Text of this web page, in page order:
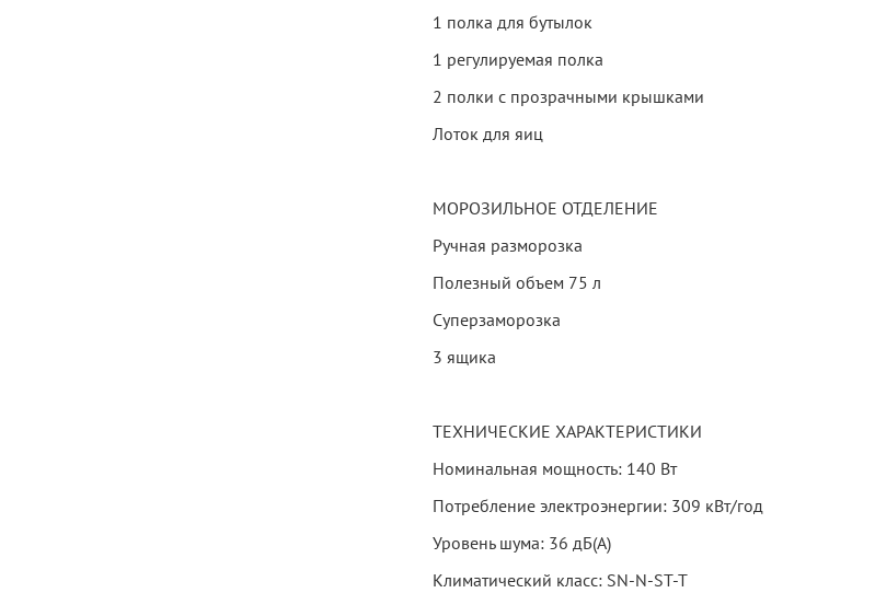
1 полка для бутылок
1 регулируемая полка
2 полки с прозрачными крышками
Лоток для яиц
МОРОЗИЛЬНОЕ ОТДЕЛЕНИЕ
Ручная разморозка
Полезный объем 75 л
Суперзаморозка
3 ящика
ТЕХНИЧЕСКИЕ ХАРАКТЕРИСТИКИ
Номинальная мощность: 140 Вт
Потребление электроэнергии: 309 кВт/год
Уровень шума: 36 дБ(А)
Климатический класс: SN-N-ST-T